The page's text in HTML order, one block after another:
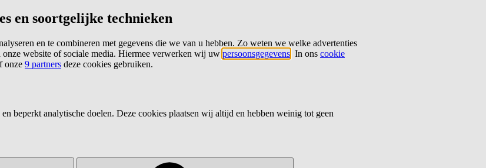
en soortgelijke technieken
en te combineren met gegevens die we van u hebben. Zo weten we welke advertenties
website of sociale media. Hiermee verwerken wij uw persoonsgegevens . In ons cookie
onze 9 partners deze cookies gebruiken.
beperkt analytische doelen. Deze cookies plaatsen wij altijd en hebben weinig tot geen